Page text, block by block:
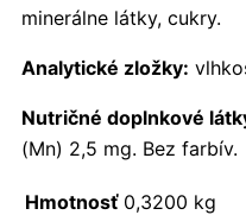
minerálne látky, cukry.
Analytické zložky:
Nutričné doplnkové
(Mn) 2,5 mg. Bez farbív.
Hmotnosť 0,3200 kg